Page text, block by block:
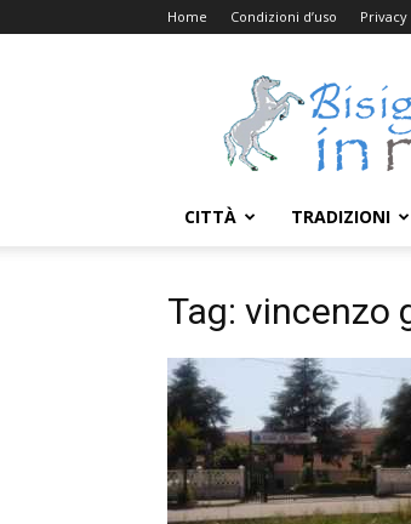
Home Condizioni d’uso
CITTÀ TRADIZIONI
Tag: vincenzo